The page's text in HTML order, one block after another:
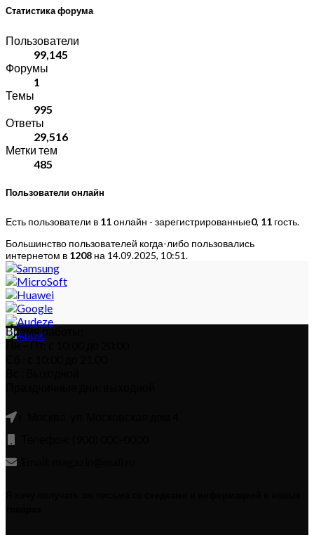
Статистика форума
Пользователи
99,145
Форумы
1
Темы
995
Ответы
29,516
Метки тем
485
Пользователи онлайн
Есть пользователи в 11онлайн - зарегистрированные0, 11 гость.
Большинство пользователей когда-либо пользовались
интернетом в 1208 на 14.09.2025, 10:51.
Время работы:
Пн – Пт: с 10:00 до 20:00